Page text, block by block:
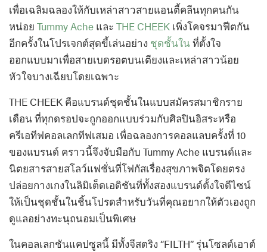
เพื่อเฉลิมฉลองให้กับเหล่าสาวสายแอนตี้คลีนทุกคนกัน
หน่อย Tummy Ache และ THE CHEEK เพิ่งโคจรมาฟีตกัน
อีกครั้งในโปรเจกต์สุดขี้เล่นอย่าง ชุดชั้นใน ที่ตั้งใจ
ออกแบบมาเพื่อสายเบดรอตบนเตียงและเหล่าสาวน้อย
หัวใจบางเฉียบโดยเฉพาะ
THE CHEEK คือแบรนด์ชุดชั้นในแบบสมัครสมาชิกราย
เดือน ที่ทุกดรอปจะถูกออกแบบร่วมกับศิลปินอิสระหรือ
ครีเอทีฟคอลเลกทีฟเสมอ เพื่อฉลองการคอลแลบครั้งที่ 10
ของแบรนด์ คราวนี้จึงจับมือกับ Tummy Ache แบรนด์และ
นิตยสารสายสโลว์แฟชั่นที่โฟกัสเรื่องสุขภาพจิตโดยตรง
ปล่อยกางเกงในลิมิเต็ดเอดิชันที่ทั้งสองแบรนด์ตั้งใจดีไซน์
ให้เป็นชุดชั้นในชิ้นโปรดสำหรับวันที่คุณอยากให้ตัวเองถูก
ดูแลอย่างทะนุถนอมเป็นพิเศษ
ในคอลเลกชันแคปซูลนี้ มีทั้งจีสตริง “FILTH” รุ่นโซลด์เอาต์